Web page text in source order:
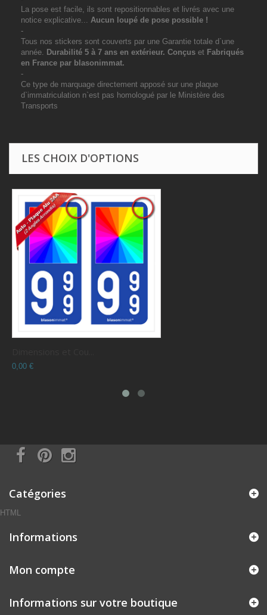
La pose est facile, ils sont repositionnables et livrés avec une
notice explicative... Aucun loupé de pose possible !
-
Tous nos stickers sont couverts par une Garantie totale d`une
année. Durabilité 5 à 7 ans en extérieur. Conçus et Fabriqués
en France par blasonimmat.
-
Ce type de marquage directement apposé sur une plaque
d`immatriculation n`est pas homologué par le Ministère des
Transports
LES CHOIX D'OPTIONS
0,00 €
Catégories
HTML
Informations
Mon compte
Informations sur votre boutique